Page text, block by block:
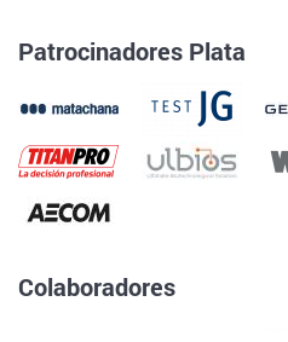
Patrocinadores Plata
Colaboradores